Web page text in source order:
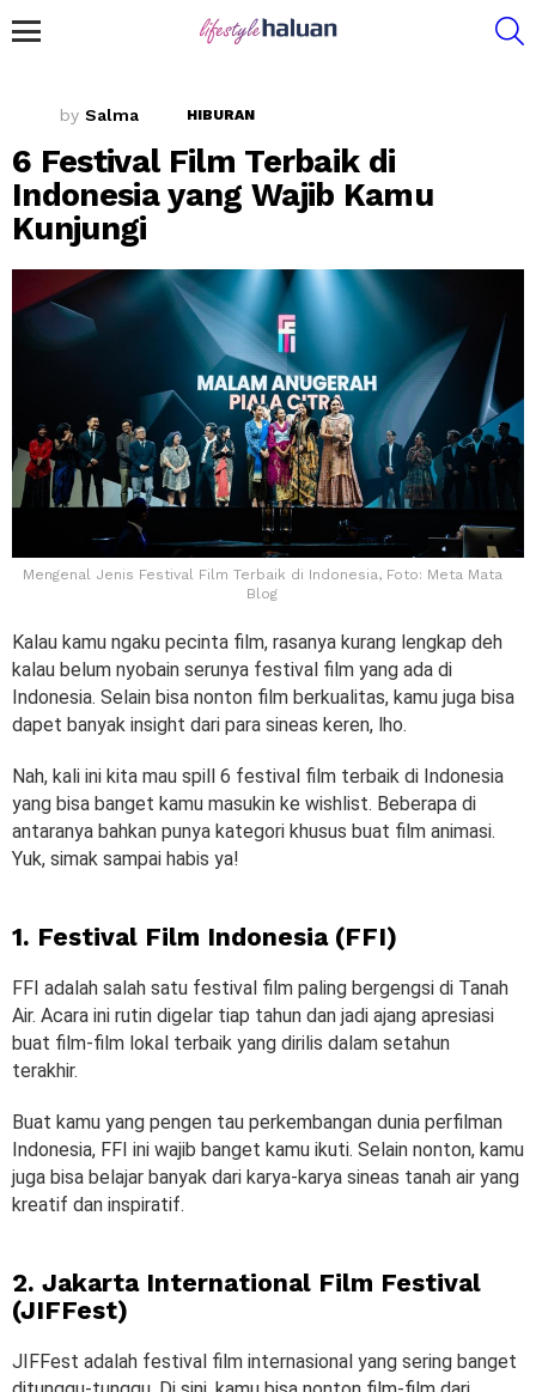
by Salma HIBURAN
6 Festival Film Terbaik di
Indonesia yang Wajib Kamu
Kunjungi
Mengenal Jenis Festival Film Terbaik di Indonesia, Foto: Meta Mata
Blog
Kalau kamu ngaku pecinta film, rasanya kurang lengkap deh
kalau belum nyobain serunya festival film yang ada di
Indonesia. Selain bisa nonton film berkualitas, kamu juga bisa
dapet banyak insight dari para sineas keren, lho.
Nah, kali ini kita mau spill 6 festival film terbaik di Indonesia
yang bisa banget kamu masukin ke wishlist. Beberapa di
antaranya bahkan punya kategori khusus buat film animasi.
Yuk, simak sampai habis ya!
1. Festival Film Indonesia (FFI)
FFI adalah salah satu festival film paling bergengsi di Tanah
Air. Acara ini rutin digelar tiap tahun dan jadi ajang apresiasi
buat film-film lokal terbaik yang dirilis dalam setahun
terakhir.
Buat kamu yang pengen tau perkembangan dunia perfilman
Indonesia, FFI ini wajib banget kamu ikuti. Selain nonton, kamu
juga bisa belajar banyak dari karya-karya sineas tanah air yang
kreatif dan inspiratif.
2. Jakarta International Film Festival
(JIFFest)
JIFFest adalah festival film internasional yang sering banget